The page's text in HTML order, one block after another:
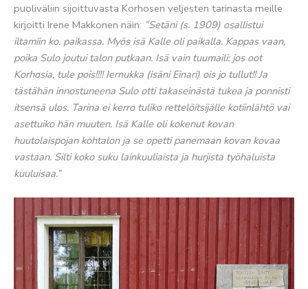
puoliväliin sijoittuvasta Korhosen veljesten tarinasta meille
kirjoitti Irene Makkonen näin: ”Setäni (s. 1909) osallistui
iltamiin ko. paikassa. Myös isä Kalle oli paikalla. Kappas vaan,
poika Sulo joutui talon putkaan. Isä vain tuumaili: jos oot
Korhosia, tule pois!!!! Iernukka (isäni Einari) ois jo tullut!! Ja
tästähän innostuneena Sulo otti takaseinästä tukea ja ponnisti
itsensä ulos. Tarina ei kerro tuliko rettelöitsijälle kotiinlähtö vai
asettuiko hän muuten. Isä Kalle oli kokenut kovan
huutolaispojan kohtalon ja se opetti panemaan kovan kovaa
vastaan. Silti koko suku lainkuuliaista ja hurjista työhaluista
kuuluisaa.”